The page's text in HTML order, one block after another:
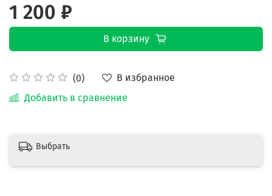
(0)
В избранное
Добавить в сравнение
1 200 ₽
В корзину
Выбрать